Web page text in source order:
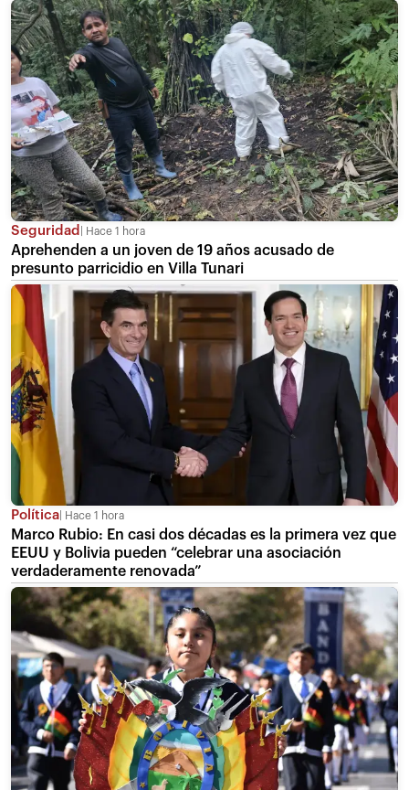
Seguridad Hace 1 hora
Aprehenden a un joven de 19 años acusado de
presunto parricidio en Villa Tunari
Política Hace 1 hora
Marco Rubio: En casi dos décadas es la primera vez que
EEUU y Bolivia pueden “celebrar una asociación
verdaderamente renovada”